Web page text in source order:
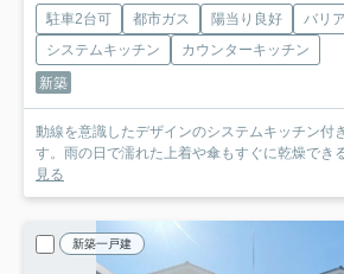
駐車2台可 都市ガス 陽当り良好
バリ
システムキッチン
カウンターキッチン
新築
動線を意識したデザインのシステムキッチン付
す。雨の日で濡れた上着や傘もすぐに乾燥でき
見る
新築一戸建